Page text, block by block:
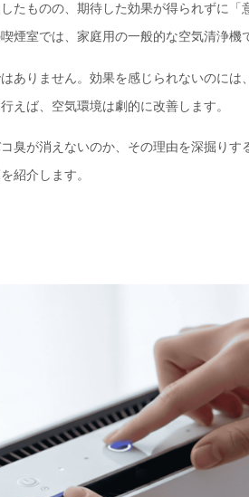
たものの、期待した効果が得られずに「
煙室では、家庭用の一般的な空気清浄機
ありません。効果を感じられないのに
えば、空気環境は劇的に改善します。
臭が消えないのか、その理由を深掘り
紹介します。